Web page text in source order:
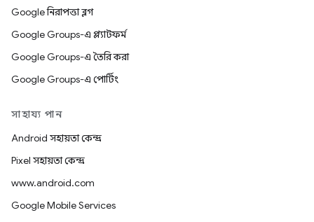
Google নিরাপত্তা ব্লগ
Google Groups-এ প্ল্যাটফর্ম
Google Groups-এ তৈরি করা
Google Groups-এ পোর্টিং
সাহায্য পান
Android সহায়তা কেন্দ্র
Pixel সহায়তা কেন্দ্র
www.android.com
Google Mobile Services